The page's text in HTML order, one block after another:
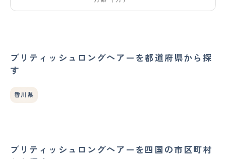
ブリティッシュロングヘアーを都道府県から探
す
香川県
ブリティッシュロングヘアーを四国の市区町村